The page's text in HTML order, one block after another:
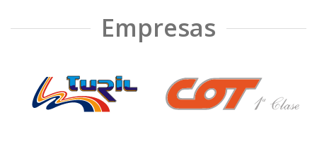
Empresas
❮ ❯